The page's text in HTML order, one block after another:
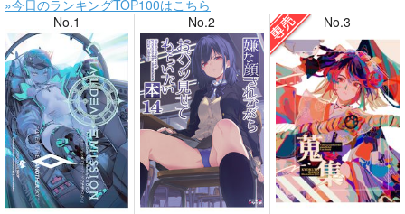
8月3日掲載 8月3日掲載
8月2日掲載 8月2日掲載
»今日のランキングTOP100はこちら
No.1
No.2 No.3